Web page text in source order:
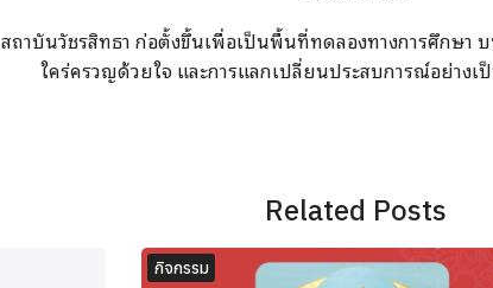
สถาบันวัชรสิทธา ก่อตั้งขึ้นเพื่อเป็นพื้นที่ทดลองทางการศึกษา
ใคร่ครวญด้วยใจ และการแลกเปลี่ยนประสบการณ์อย่าง
Related Posts
กิจกรรม